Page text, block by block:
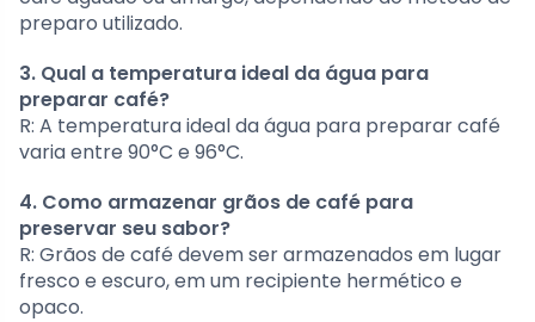
preparo utilizado.
3. Qual a temperatura ideal da água para
preparar café?
R: A temperatura ideal da água para preparar café
varia entre 90°C e 96°C.
4. Como armazenar grãos de café para
preservar seu sabor?
R: Grãos de café devem ser armazenados em lugar
fresco e escuro, em um recipiente hermético e
opaco.